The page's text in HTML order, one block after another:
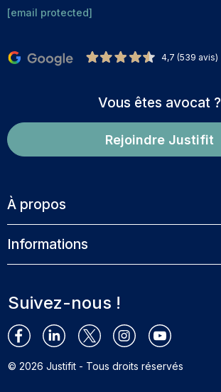
[email protected]
4,7 (539 avis)
Vous êtes avocat ?
Rejoindre Justifit
À propos
Informations
Suivez-nous !
© 2026 Justifit - Tous droits réservés